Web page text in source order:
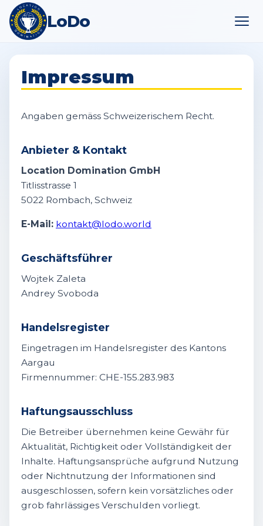
LoDo
Impressum
Angaben gemäss Schweizerischem Recht.
Anbieter & Kontakt
Location Domination GmbH
Titlisstrasse 1
5022 Rombach, Schweiz
E-Mail: kontakt@lodo.world
Geschäftsführer
Wojtek Zaleta
Andrey Svoboda
Handelsregister
Eingetragen im Handelsregister des Kantons
Aargau
Firmennummer: CHE-155.283.983
Haftungsausschluss
Die Betreiber übernehmen keine Gewähr für
Aktualität, Richtigkeit oder Vollständigkeit der
Inhalte. Haftungsansprüche aufgrund Nutzung
oder Nichtnutzung der Informationen sind
ausgeschlossen, sofern kein vorsätzliches oder
grob fahrlässiges Verschulden vorliegt.